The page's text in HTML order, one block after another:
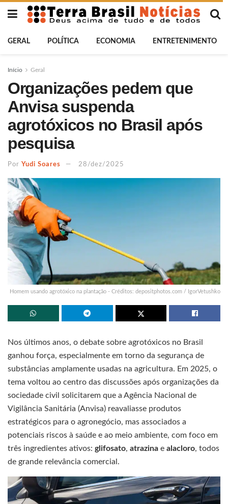
GERAL POLÍTICA ECONOMIA ENTRETENIMENTO
Início Geral
Organizações pedem que
Anvisa suspenda
agrotóxicos no Brasil após
pesquisa
Por Yudi Soares 28/dez/2025
Homem usando agrotóxico na plantação - Créditos: depositphotos.com / IgorVetushko
Nos últimos anos, o debate sobre agrotóxicos no Brasil
ganhou força, especialmente em torno da segurança de
substâncias amplamente usadas na agricultura. Em 2025, o
tema voltou ao centro das discussões após organizações da
sociedade civil solicitarem que a Agência Nacional de
Vigilância Sanitária (Anvisa) reavaliasse produtos
estratégicos para o agronegócio, mas associados a
potenciais riscos à saúde e ao meio ambiente, com foco em
três ingredientes ativos: glifosato, atrazina e alacloro, todos
de grande relevância comercial.